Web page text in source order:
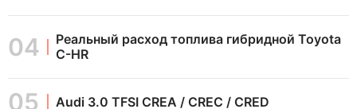
Реальный расход топлива гибридной Toyota
C-HR
Audi 3.0 TFSI CREA / CREC / CRED